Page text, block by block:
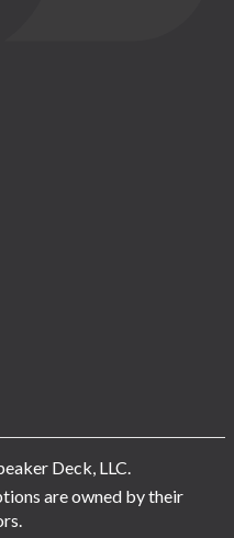
Deck, LLC.
are owned by their